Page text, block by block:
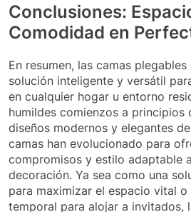
Conclusiones:
Comodidad en
En resumen, las camas
solución inteligente y versátil
en cualquier hogar u entorno
humildes comienzos a principios
diseños modernos y elegantes
camas han evolucionado para
compromisos y estilo adaptable
decoración. Ya sea como una
para maximizar el espacio vital
temporal para alojar a invitados,